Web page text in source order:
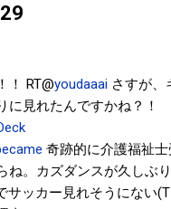
！ RT@youdaaai さすが、
に見れたんですかね？！
奇跡的に介護福祉
ね。カズダンスが久しぶ
サッカー見れそうにない